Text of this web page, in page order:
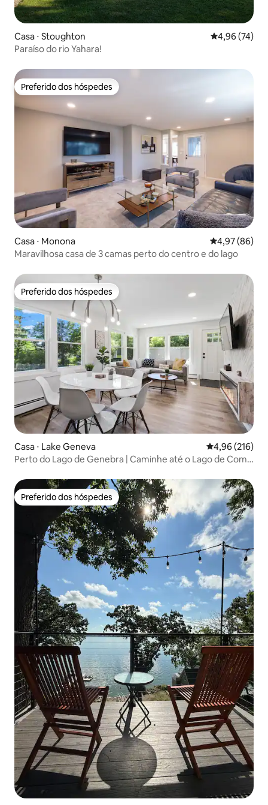
Casa ⋅ Stoughton 4,96 de uma
4,96 (74)
Paraíso do rio Yahara!
Preferido dos hóspedes
Preferido dos hóspedes
Casa ⋅ Monona 4,97 de uma
4,97 (86)
Maravilhosa casa de 3 camas perto do centro e do lago
Preferido dos hóspedes
Preferido dos hóspedes
Casa ⋅ Lake Geneva 4,96 de uma
4,96 (216)
Perto do Lago de Genebra | Caminhe até o Lago de Como
Preferido dos hóspedes
Preferido dos hóspedes